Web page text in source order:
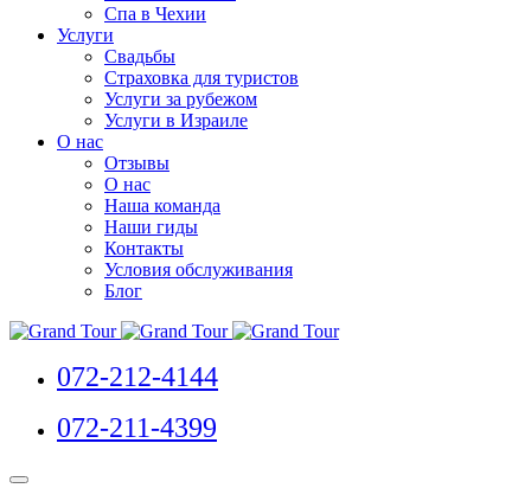
Спа в Чехии
Услуги
Свадьбы
Страховка для туристов
Услуги за рубежом
Услуги в Израиле
О нас
Отзывы
О нас
Наша команда
Наши гиды
Контакты
Условия обслуживания
Блог
072-212-4144
072-211-4399